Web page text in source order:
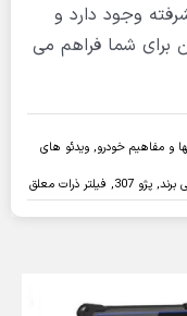
وجود دارد و
شما فراهم می
و مفاهیم خودرو, ویدئو های
برند, پژو 307 , فیلتر ذرات معلق